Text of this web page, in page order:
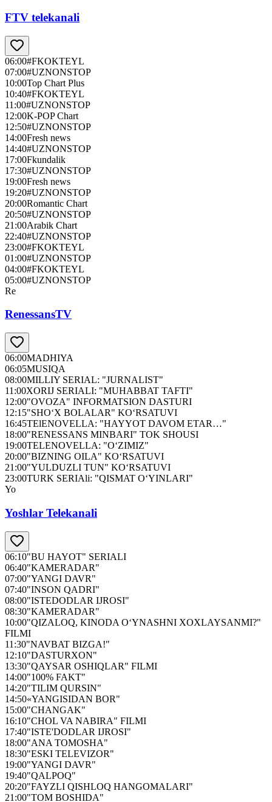
FTV telekanali
06:00#FKOKTEYL
07:00#UZNONSTOP
10:00Top Chart Plus
10:40#FKOKTEYL
11:00#UZNONSTOP
12:00K-POP Chart
12:50#UZNONSTOP
14:00Fresh news
14:40#UZNONSTOP
17:00Fkundalik
17:30#UZNONSTOP
19:00Fresh news
19:20#UZNONSTOP
20:00Romantic Chart
20:50#UZNONSTOP
21:00Arabik Chart
22:40#UZNONSTOP
23:00#FKOKTEYL
01:00#UZNONSTOP
04:00#FKOKTEYL
05:00#UZNONSTOP
Re
RenessansTV
06:00MADHIYA
06:05MUSIQA
08:00MILLIY SERIAL: "JURNALIST"
11:00XORIJ SERIALI: "MUHABBAT TAFTI"
12:00"OVOZA" INFORMATSION DASTURI
12:15"SHO‘X BOLALAR" KO‘RSATUVI
16:45TElENOVELLA: "HAYYOT DAVOM ETAR…"
18:00"RENESSANS MINBARI" TOK SHOUSI
19:00TELENOVELLA: "O‘ZIMIZ"
20:00"BIZNING OILA" KO‘RSATUVI
21:00"YULDUZLI TUN" KO‘RSATUVI
23:00TURK SERIAli: "QISMAT O‘YINLARI"
Yo
Yoshlar Telekanali
06:10"BU HAYOT" SERIALI
06:40"KAMERADAR"
07:00"YANGI DAVR"
07:40"INSON QADRI"
08:00"ISTEDODLAR IJROSI"
08:30"KAMERADAR"
10:00"QIZALOQ, KINODA O‘YNASHNI XOXLAYSANMI?"
FILMI
11:30"NAVBAT BIZGA!"
12:10"DASTURXON"
13:30"QAYSAR OSHIQLAR" FILMI
14:00"100% FAKT"
14:20"TILIM QURSIN"
14:50«YANGISIDAN BOR"
15:00"CHANGAK"
16:10"CHOL VA NABIRA" FILMI
17:40"ISTE'DODLAR IJROSI"
18:00"ANA TOMOSHA"
18:30"ESKI TELEVIZOR"
19:00"YANGI DAVR"
19:40"QALPOQ"
20:20"FAYZLI QISHLOQ HANGOMALARI"
21:00"TOM BOSHIDA"